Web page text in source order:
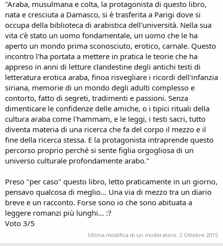
D
s
c
u
s
s
i
o
n
e
i
z
i
o
"Araba, musulmana e colta, la protagonista di questo libro,
nata e cresciuta a Damasco, si è trasferita a Parigi dove si
occupa della biblioteca di arabistica dell'università. Nella sua
vita c'è stato un uomo fondamentale, un uomo che le ha
aperto un mondo prima sconosciuto, erotico, carnale. Questo
incontro l'ha portata a mettere in pratica le teorie che ha
appreso in anni di letture clandestine degli antichi testi di
letteratura erotica araba, finoa risvegliare i ricordi dell'infanzia
siriana, memorie di un mondo degli adulti complesso e
contorto, fatto di segreti, tradimenti e passioni. Senza
dimenticare le confidenze delle amiche, o i tipici rituali della
cultura araba come l'hammam, e le leggi, i testi sacri, tutto
diventa materia di una ricerca che fa del corpo il mezzo e il
fine della ricerca stessa. E la protagonista intraprende questo
percorso proprio perché si sente figlia orgogliosa di un
universo culturale profondamente arabo."
Preso "per caso" questo libro, letto praticamente in un giorno,
pensavo qualcosa di meglio... Una via di mezzo tra un diario
breve e un racconto. Forse sono io che sono abituata a
leggere romanzi più lunghi... :?
Voto 3/5
Ultima modifica di un moderatore: 2 Ottobre 2015